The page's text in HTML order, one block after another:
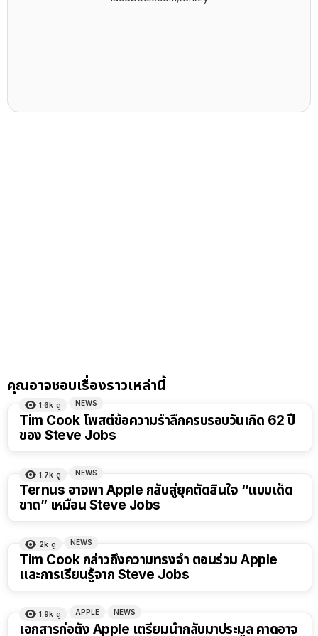
คุณอาจชอบเรื่องราวเหล่านี้
1.6k ดู NEWS
Tim Cook โพสต์ข้อความรำลึกครบรอบวันเกิด 62 ปี
ของ Steve Jobs
1.7k ดู NEWS
Ternus อาจพา Apple กลับสู่ยุคตัดสินใจ “แบบเด็ด
ขาด” เหมือน Steve Jobs
2k ดู NEWS
Tim Cook กล่าวถึงความทรงจำ ตอนร่วม Apple
และการเรียนรู้จาก Steve Jobs
1.9k ดู APPLE NEWS
เอกสารก่อตั้ง Apple เตรียมนำกลับมาประมูล คาดอาจ